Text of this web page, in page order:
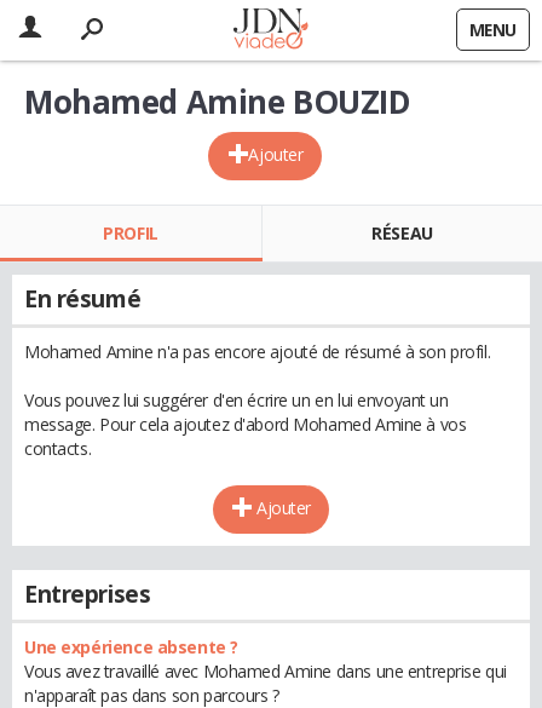
MENU
Ajouter
Mohamed Amine BOUZID
PROFIL RÉSEAU
En résumé
Mohamed Amine n'a pas encore ajouté de résumé à son profil.
Vous pouvez lui suggérer d'en écrire un en lui envoyant un
message. Pour cela ajoutez d'abord Mohamed Amine à vos
contacts.
Ajouter
Entreprises
Une expérience absente ?
Vous avez travaillé avec Mohamed Amine dans une entreprise qui
n'apparaît pas dans son parcours ?